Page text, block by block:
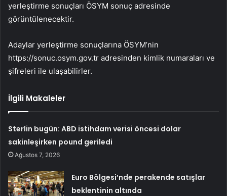
yerleştirme sonuçları ÖSYM sonuç adresinde
görüntülenecektir.
Adaylar yerleştirme sonuçlarına ÖSYM’nin
https://sonuc.osym.gov.tr ​​adresinden kimlik numaraları ve
şifreleri ile ulaşabilirler.
İlgili Makaleler
Sterlin bugün: ABD istihdam verisi öncesi dolar
sakinleşirken pound geriledi
Ağustos 7, 2026
Euro Bölgesi’nde perakende satışlar
beklentinin altında